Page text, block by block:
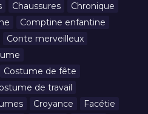
Chaussures
Chronique
Comptine enfantine
Conte merveilleux
Costume de fête
de travail
Croyance
Facétie